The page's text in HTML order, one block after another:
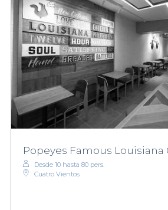
Popeyes Famous Louisiana
Desde 10 hasta 80 pers.
Cuatro Vientos